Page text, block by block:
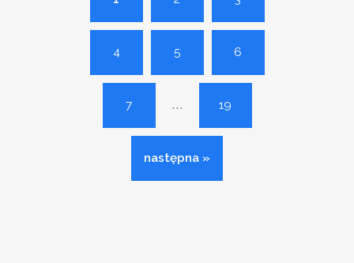
4 5 6
7 ... 19
następna »